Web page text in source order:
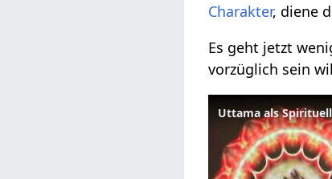
Charakter, diene
Es geht jetzt
vorzüglich sein